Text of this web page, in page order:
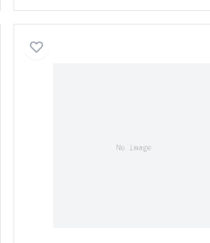
et Blanc Astier Bague